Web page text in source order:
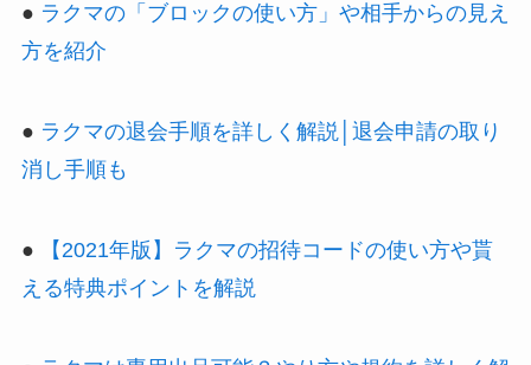
● ラクマの「ブロックの使い方」や相手からの見え
方を紹介
● ラクマの退会手順を詳しく解説│退会申請の取り
消し手順も
●
【2021年版】ラクマの招待コードの使い方や貰
える特典ポイントを解説